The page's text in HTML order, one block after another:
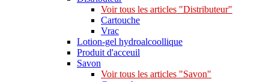
Voir tous les articles "Distributeur"
Cartouche
Vrac
Lotion-gel hydroalcoollique
Produit d'acceuil
Savon
Voir tous les articles "Savon"